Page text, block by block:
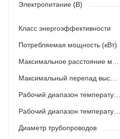
Электропитание (В)
Класс энергоэффективности
Потребляемая мощность (кВт)
Максимальное расстояние между блоками (м)
Максимальный перепад высот (м)
Рабочий диапазон температур (охлаждение)
Рабочий диапазон температур (обогрев)
Диаметр трубопроводов